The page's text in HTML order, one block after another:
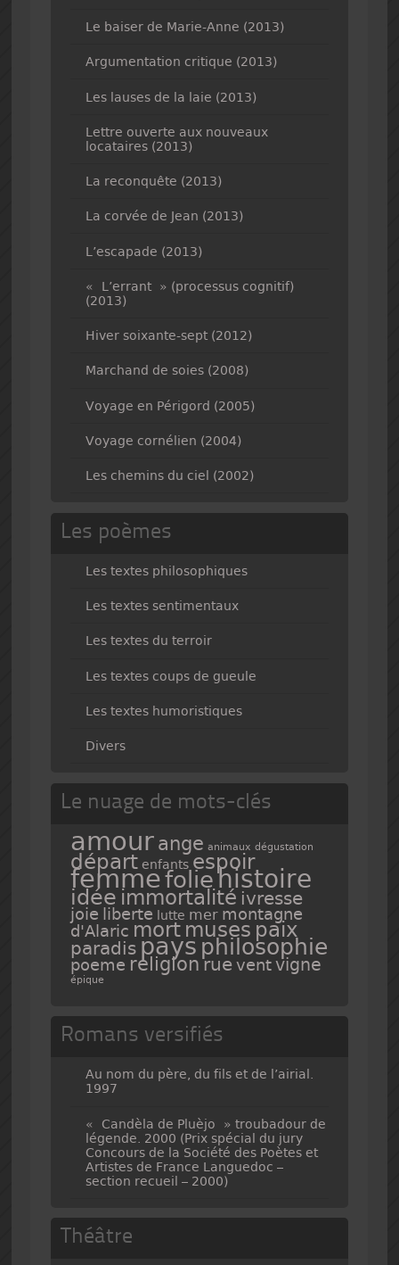
Le baiser de Marie-Anne (2013)
Argumentation critique (2013)
Les lauses de la laie (2013)
Lettre ouverte aux nouveaux
locataires (2013)
La reconquête (2013)
La corvée de Jean (2013)
L’escapade (2013)
« L’errant » (processus cognitif)
(2013)
Hiver soixante-sept (2012)
Marchand de soies (2008)
Voyage en Périgord (2005)
Voyage cornélien (2004)
Les chemins du ciel (2002)
Les poèmes
Les textes philosophiques
Les textes sentimentaux
Les textes du terroir
Les textes coups de gueule
Les textes humoristiques
Divers
Le nuage de mots-clés
amour ange animaux dégustation
départ enfants espoir
femmefoliehistoire
idée immortalité ivresse
joie liberte lutte mer montagne
d'Alaric mort muses paix
paradis pays philosophie
poeme religion rue vent vigne
épique
Romans versifiés
Au nom du père, du fils et de l’airial.
1997
« Candèla de Pluèjo » troubadour de
légende. 2000 (Prix spécial du jury
Concours de la Société des Poètes et
Artistes de France Languedoc –
section recueil – 2000)
Théâtre